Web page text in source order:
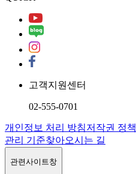
고객지원센터
02-555-0701
개인정보 처리 방침저작권 정책
관리 기준찾아오시는 길
관련사이트창